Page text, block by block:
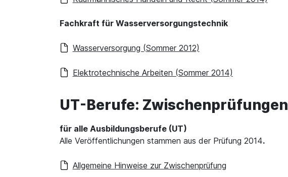
Fachkraft für Wasserversorgungstechnik
Wasserversorgung (Sommer 2012)
Elektrotechnische Arbeiten (Sommer 2014)
UT-Berufe: Zwischenprüfungen
für alle Ausbildungsberufe (UT)
Alle Veröffentlichungen stammen aus der Prüfung 2014.
Allgemeine Hinweise zur Zwischenprüfung